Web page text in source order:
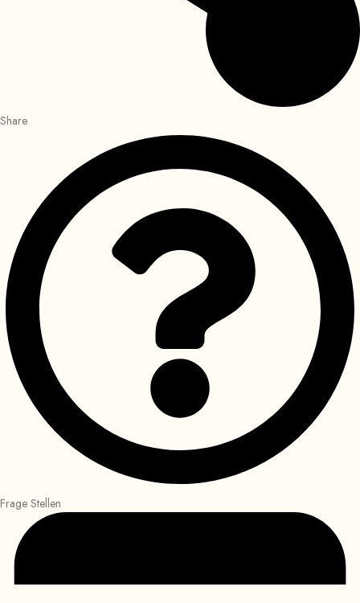
Share
Frage Stellen